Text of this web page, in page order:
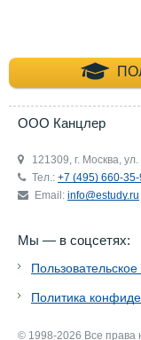
ООО Канцлер
121309, г. Москва,
Тел.: +7 (495) 660-
Email: info@estudy.ru
Мы — в соцсетях:
Политика
© 1998-2026 Все права